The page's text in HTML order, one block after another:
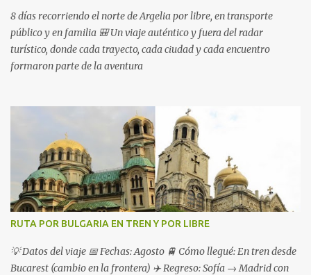
8 días recorriendo el norte de Argelia por libre, en transporte
público y en familia 🎒 Un viaje auténtico y fuera del radar
turístico, donde cada trayecto, cada ciudad y cada encuentro
formaron parte de la aventura
RUTA POR BULGARIA EN TREN Y POR LIBRE
💡 Datos del viaje 📅 Fechas: Agosto 🚆 Cómo llegué: En tren desde
Bucarest (cambio en la frontera) ✈️ Regreso: Sofía → Madrid con